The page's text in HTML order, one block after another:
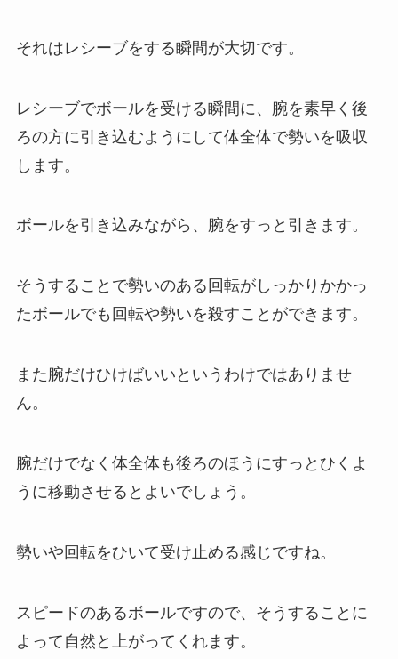
それはレシーブをする瞬間が大切です。
レシーブでボールを受ける瞬間に、腕を素早く後
ろの方に引き込むようにして体全体で勢いを吸収
します。
ボールを引き込みながら、腕をすっと引きます。
そうすることで勢いのある回転がしっかりかかっ
たボールでも回転や勢いを殺すことができます。
また腕だけひけばいいというわけではありませ
ん。
腕だけでなく体全体も後ろのほうにすっとひくよ
うに移動させるとよいでしょう。
勢いや回転をひいて受け止める感じですね。
スピードのあるボールですので、そうすることに
よって自然と上がってくれます。